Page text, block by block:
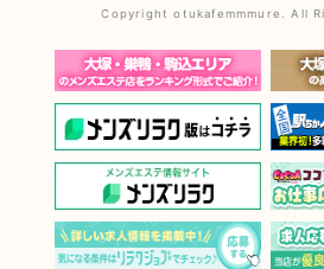
Copyright otukafemmmure. All